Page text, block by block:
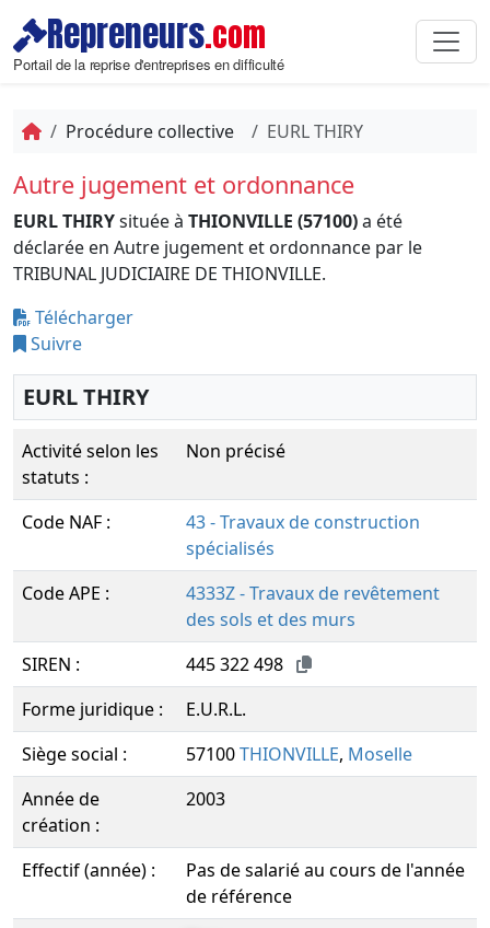
Repreneurs.com
Portail de la reprise d'entreprises en difficulté
Procédure collective EURL THIRY
Autre jugement et ordonnance
EURL THIRYsituée à THIONVILLE (57100)a été
déclarée en Autre jugement et ordonnance par le
TRIBUNAL JUDICIAIRE DE THIONVILLE.
Télécharger
Suivre
EURL THIRY
Activité selon les
statuts :
Non précisé
Code NAF :
43 - Travaux de construction
spécialisés
Code APE :
4333Z - Travaux de revêtement
des sols et des murs
SIREN :
445 322 498
Forme juridique :
E.U.R.L.
Siège social :
57100THIONVILLE, Moselle
Année de
création :
2003
Effectif (année) :
Pas de salarié au cours de l'année
de référence